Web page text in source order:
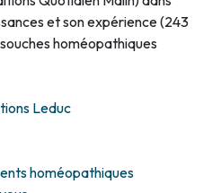
et son expérience (243
homéopathiques
Leduc
homéopathiques